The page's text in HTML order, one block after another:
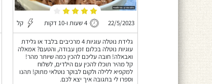
22/5/2023 4 שעות ו-10 דקות קל
גלידת נוטלה עוגיות 4 מרכיבים בלבד או גלידת
עוגיות נוטלה בכלום זמן עבודה, והטעם? אמאלה
ואבאלה! חובה עליכם להכין כמה שיותר מהר!
קל מהיר תוכלו להכין עם הילדים, לשלוח
למקפיא ללילה ולקום לבוקר נוטלאי מתוק! תהנו
וספרו לי בתגובה איך יצא לכם.